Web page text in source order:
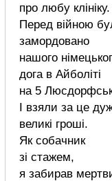
про любу клініку.
Перед війною
замордовано
нашого
дога в Айболіті
на 5
І взяли за це
великі гроші.
Як собачник
зі стажем,
я забирав